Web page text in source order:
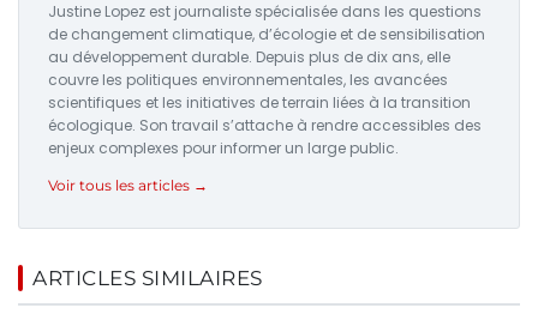
Justine Lopez est journaliste spécialisée dans les questions
de changement climatique, d’écologie et de sensibilisation
au développement durable. Depuis plus de dix ans, elle
couvre les politiques environnementales, les avancées
scientifiques et les initiatives de terrain liées à la transition
écologique. Son travail s’attache à rendre accessibles des
enjeux complexes pour informer un large public.
Voir tous les articles →
ARTICLES SIMILAIRES